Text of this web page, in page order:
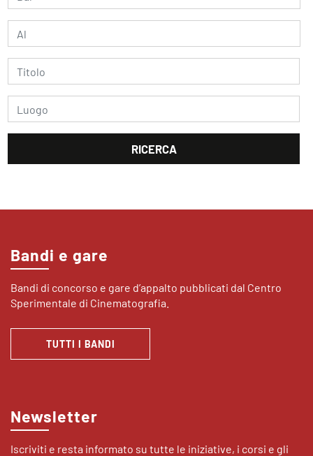
Bandi e gare
Bandi di concorso e gare d’appalto pubblicati dal Centro
Sperimentale di Cinematografia.
TUTTI I BANDI
Newsletter
Iscriviti e resta informato su tutte le iniziative, i corsi e gli